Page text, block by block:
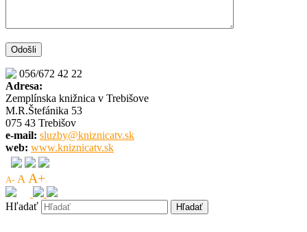
056/672 42 22
Adresa:
Zemplínska knižnica v Trebišove
M.R.Štefánika 53
075 43 Trebišov
e-mail: sluzby@kniznicatv.sk
web: www.kniznicatv.sk
A- A A+
Hľadať